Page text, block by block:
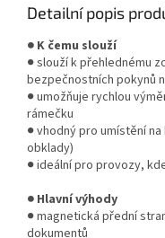
Detailní popis
● K čemu slouží
● slouží k přehlednému
bezpečnostních pokynů
● umožňuje rychlou
rámečku
● vhodný pro umístění
obklady)
● ideální pro provozy,
● Hlavní výhody
● magnetická přední
dokumentů